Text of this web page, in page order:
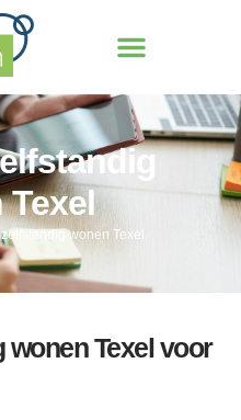
Texel
wonen Texel
wonen Texel voor